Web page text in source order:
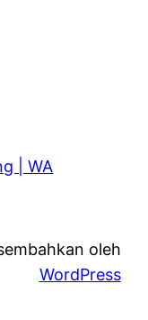
| WA
oleh
WordPress